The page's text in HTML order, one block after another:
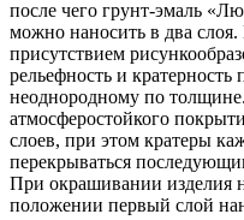
после чего грунт-эмаль
можно наносить в два слоя.
присутствием
рельефность и
неоднородному по
атмосферостойкого
слоев, при этом кратеры
перекрываться
При окрашивании изделия
положении первый слой